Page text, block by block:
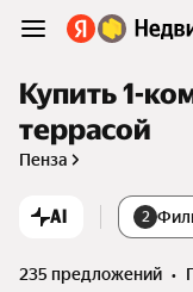
Купить 1-
террасой
Пенза
AI 2
235 предложений •